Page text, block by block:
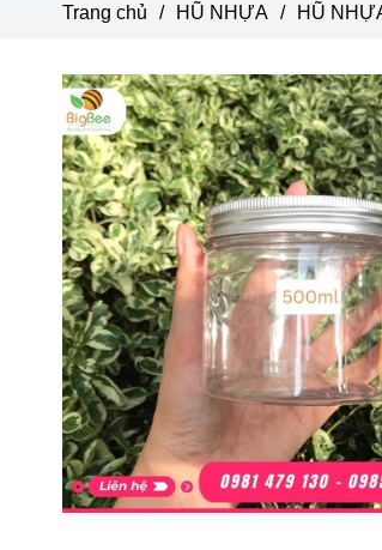
Trang chủ / HŨ NHỰA / HŨ